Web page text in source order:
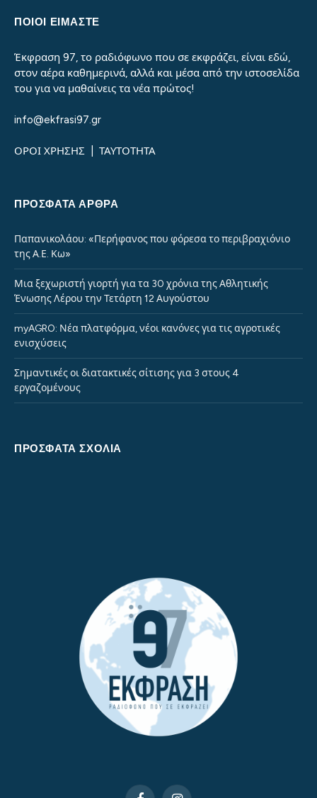
ΠΟΙΟΙ ΕΙΜΑΣΤΕ
Έκφραση 97, το ραδιόφωνο που σε εκφράζει, είναι εδώ,
στον αέρα καθημερινά, αλλά και μέσα από την ιστοσελίδα
του για να μαθαίνεις τα νέα πρώτος!
info@ekfrasi97.gr
ΟΡΟΙ ΧΡΗΣΗΣ ΤΑΥΤΟΤΗΤΑ
ΠΡΌΣΦΑΤΑ ΆΡΘΡΑ
Παπανικολάου: «Περήφανος που φόρεσα το περιβραχιόνιο
της Α.Ε. Κω»
Μια ξεχωριστή γιορτή για τα 30 χρόνια της Αθλητικής
Ένωσης Λέρου την Τετάρτη 12 Αυγούστου
myAGRO: Νέα πλατφόρμα, νέοι κανόνες για τις αγροτικές
ενισχύσεις
Σημαντικές οι διατακτικές σίτισης για 3 στους 4
εργαζομένους
ΠΡΌΣΦΑΤΑ ΣΧΌΛΙΑ